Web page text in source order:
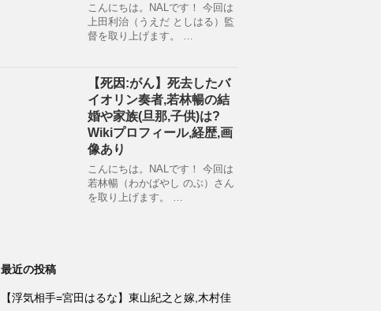
こんにちは。NALです！ 今回は
上田利治（うえだ としはる）監
督を取り上げます。 …
【死因:がん】死去したバ
イオリン奏者,若林暢の結
婚や家族(旦那,子供)は?
Wikiプロフィール,経歴,画
像あり
こんにちは。NALです！ 今回は
若林暢（わかばやし のぶ）さん
を取り上げます。 …
最近の投稿
【浮気相手=宮田はるな】東山紀之と嫁,木村佳